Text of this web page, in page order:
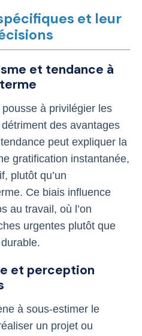
et leur
et tendance à
à privilégier les
des avantages
peut expliquer la
gratification instantanée,
plutôt qu’un
Ce biais influence
au travail, où l’on
urgentes plutôt que
et perception
à sous-estimer le
un projet ou